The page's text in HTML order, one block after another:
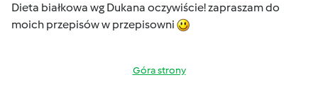
Dieta białkowa wg Dukana oczywiście! zapraszam do
moich przepisów w przepisowni
Góra strony